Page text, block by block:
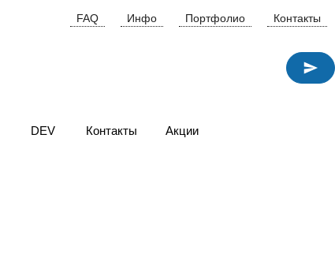
FAQ Инфо Портфолио Контакты
DEV Контакты Акции